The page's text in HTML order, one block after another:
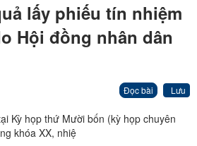
lấy phiếu tín nhiệm
Hội đồng nhân dân
Đọc bài Lưu
Kỳ họp thứ Mười bốn (kỳ họp chuyên
khóa XX, nhiệ